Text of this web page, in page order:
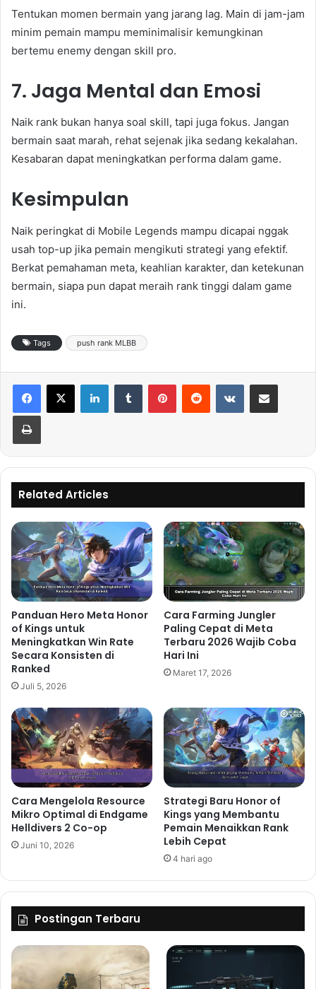
Tentukan momen bermain yang jarang lag. Main di jam-jam
minim pemain mampu meminimalisir kemungkinan
bertemu enemy dengan skill pro.
7. Jaga Mental dan Emosi
Naik rank bukan hanya soal skill, tapi juga fokus. Jangan
bermain saat marah, rehat sejenak jika sedang kekalahan.
Kesabaran dapat meningkatkan performa dalam game.
Kesimpulan
Naik peringkat di Mobile Legends mampu dicapai nggak
usah top-up jika pemain mengikuti strategi yang efektif.
Berkat pemahaman meta, keahlian karakter, dan ketekunan
bermain, siapa pun dapat meraih rank tinggi dalam game
ini.
Tags push rank MLBB
Related Articles
Panduan Hero Meta Honor
of Kings untuk
Meningkatkan Win Rate
Secara Konsisten di
Ranked
Juli 5, 2026
Cara Farming Jungler
Paling Cepat di Meta
Terbaru 2026 Wajib Coba
Hari Ini
Maret 17, 2026
Cara Mengelola Resource
Mikro Optimal di Endgame
Helldivers 2 Co-op
Juni 10, 2026
Strategi Baru Honor of
Kings yang Membantu
Pemain Menaikkan Rank
Lebih Cepat
4 hari ago
Postingan Terbaru